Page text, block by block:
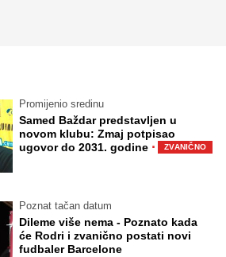
Promijenio sredinu
Samed Baždar predstavljen u
novom klubu: Zmaj potpisao
ugovor do 2031. godine · ZVANIČNO
Poznat tačan datum
Dileme više nema - Poznato kada
će Rodri i zvanično postati novi
fudbaler Barcelone